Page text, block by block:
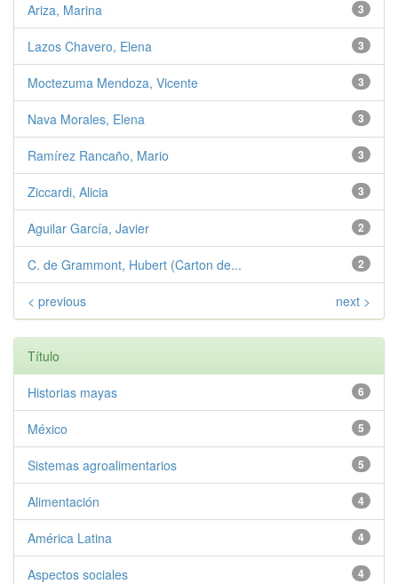
3
Ariza, Marina
3
Lazos Chavero, Elena
3
Moctezuma Mendoza, Vicente
3
Nava Morales, Elena
3
Ramírez Rancaño, Mario
3
Ziccardi, Alicia
2
Aguilar García, Javier
2
C. de Grammont, Hubert (Carton de...
< previous next >
Título
6
Historias mayas
5
México
5
Sistemas agroalimentarios
4
Alimentación
4
América Latina
4
Aspectos sociales